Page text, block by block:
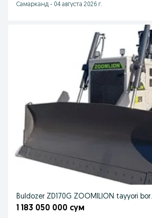
Самарканд - 04 августа 2026 г.
Buldozer ZD170G ZOOMILION tayyori bor.
1 183 050 000 сум